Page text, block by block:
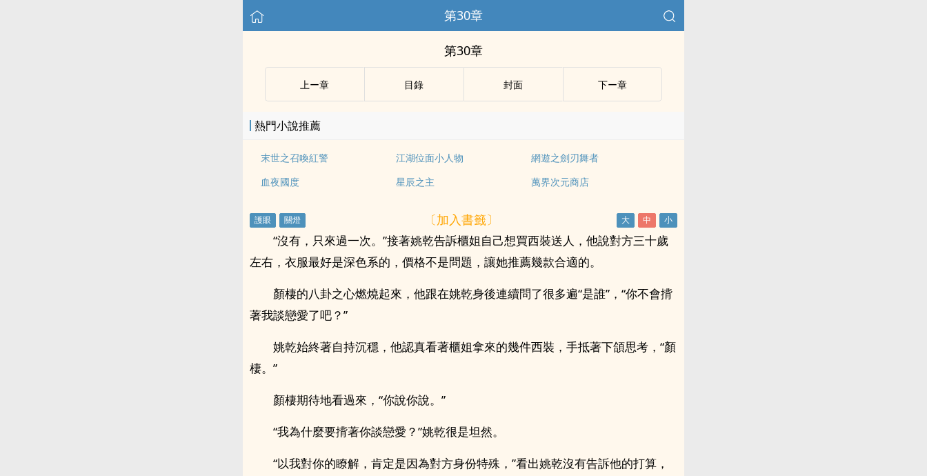
第30章
第30章
上ー章 目錄 封面 下ー章
熱門小說推薦
末世之召喚紅警 江湖位面小人物
網遊之劍刃舞者
血夜國度
星辰之主 萬界次元商店
〔加入書籤〕
“沒有，只來過一次。”接著姚乾告訴櫃姐自己想買西裝送人，他說對方三十歲
左右，衣服最好是深色系的，價格不是問題，讓她推薦幾款合適的。
顏棲的八卦之心燃燒起來，他跟在姚乾身後連續問了很多遍“是誰”，“你不會揹
著我談戀愛了吧？”
姚乾始終著自持沉穩，他認真看著櫃姐拿來的幾件西裝，手抵著下頜思考，“顏
棲。”
顏棲期待地看過來，“你說你說。”
“我為什麼要揹著你談戀愛？”姚乾很是坦然。
“以我對你的瞭解，肯定是因為對方身份特殊，”看出姚乾沒有告訴他的打算，